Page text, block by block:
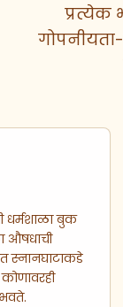
प्रत्येक
धर्मशाळा बुक
औषधाची
स्नानघाटाकडे